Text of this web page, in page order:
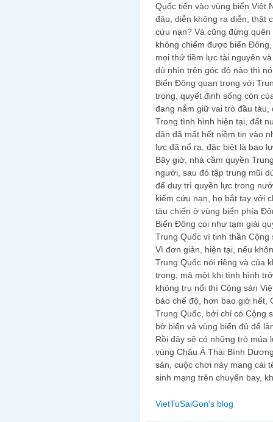
Quốc tiến vào vùng biển Việt
đâu, diễn không ra diễn, thật
cứu nạn? Và cũng đừng
không chiếm được biển
mọi thứ tiềm lực tài nguyên
dù nhìn trên góc độ nào thì
Biển Đông quan trọng với
trọng, quyết định sống còn
đang nắm giữ vai trò đầu
Trong tình hình hiện tại, đất
dân đã mất hết niềm tin vào
lực đã nổ ra, đặc biệt là bạo
Bây giờ, nhà cầm quyền
người, sau đó tập trung mũi
để duy trì quyền lực trong
kiếm cứu nạn, họ bắt tay với
tàu chiến ở vùng biển phía
Biển Đông coi như tạm giải
Trung Quốc vì tinh thần Cộng
Vì đơn giản, hiện tại, nếu
Trung Quốc nói riêng và của
trọng, mà một khi tình hình
không trụ nổi thì Cộng sản
bảo chế độ, hơn bao giờ hết,
Trung Quốc, bởi chỉ có Cộng
bờ biển và vùng biển đủ để
Rồi đây sẽ có những trò múa
vùng Châu Á Thái Bình
sản, cuộc chơi này mang cái
sinh mạng trên chuyến bay,
VietTuSaiGon's blog